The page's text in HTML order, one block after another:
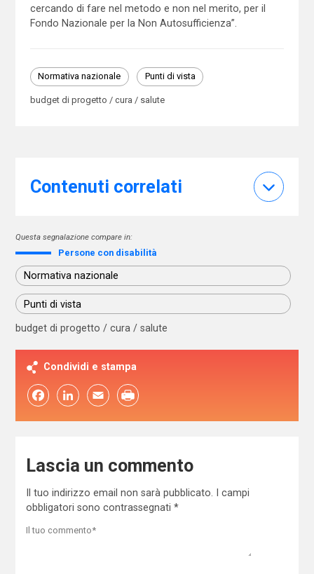
cercando di fare nel metodo e non nel merito, per il
Fondo Nazionale per la Non Autosufficienza”.
Normativa nazionale Punti di vista
budget di progetto / cura / salute
Contenuti correlati
Questa segnalazione compare in:
Persone con disabilità
Normativa nazionale
Punti di vista
budget di progetto / cura / salute
Condividi e stampa
FacebookLinkedIn Email
Lascia un commento
Il tuo indirizzo email non sarà pubblicato.
I campi
obbligatori sono contrassegnati *